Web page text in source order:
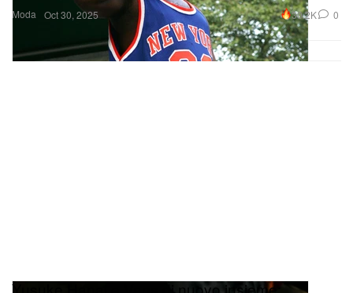
Moda Oct 30, 2025 30.2K 0
Yusuke Hanai e Vans di nuovo insieme: